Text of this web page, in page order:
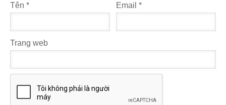
Tên * Email*
Trang web